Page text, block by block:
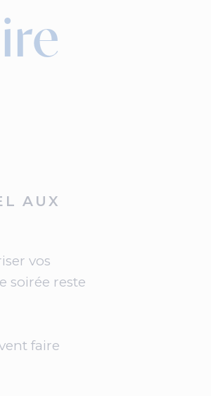
AUX
vos
soirée reste
faire